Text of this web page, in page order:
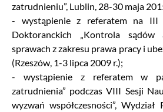
zatrudnieniu”, Lublin, 28-30 maja
- wystąpienie z referatem na III
Doktoranckich „Kontrola sądów
sprawach z zakresu prawa pracy i
(Rzeszów, 1-3 lipca 2009 r.);
- wystąpienie z referatem w
zatrudnienia” podczas VIII Sesji
wyzwań współczesności”,